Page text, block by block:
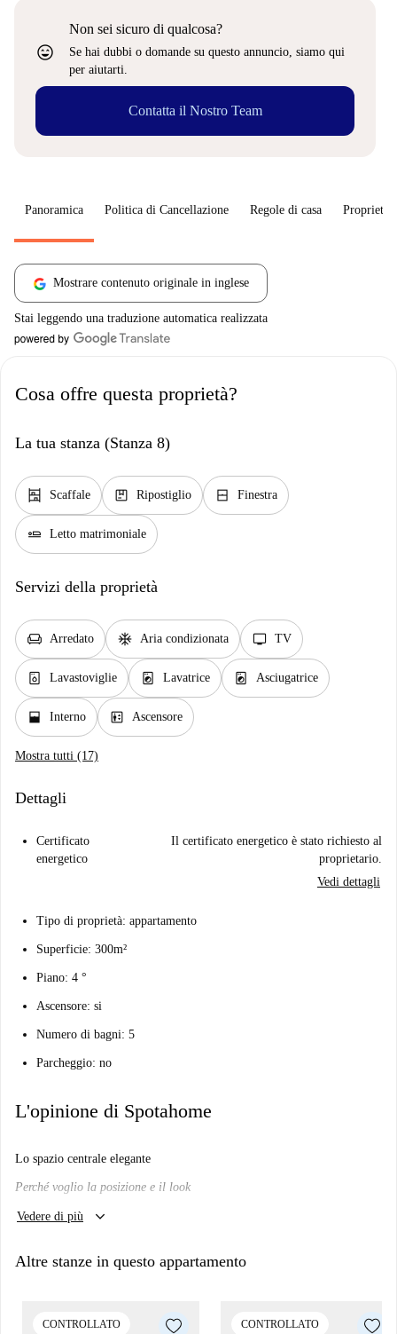
sentiment_very_satisfied
Non sei sicuro di qualcosa?
Se hai dubbi o domande su questo annuncio, siamo qui
per aiutarti.
Contatta il Nostro Team
Panoramica Politica di Cancellazione Regole di casa
Mostrare contenuto originale in inglese
Stai leggendo una traduzione automatica realizzata
Cosa offre questa proprietà?
La tua stanza (Stanza 8)
shelves Scaffale package Ripostiglio window_closed Finestra
airline_seat_flat Letto matrimoniale
Servizi della proprietà
chair Arredato ac_unit Aria condizionata tv TV
dishwasher_gen Lavastoviglie local_laundry_service Lavatrice local_laundry_service Asciugatrice
window_open Interno elevator Ascensore
Mostra tutti (17)
Dettagli
Certificato
energetico
Il certificato energetico è stato richiesto al
proprietario.
Vedi dettagli
Tipo di proprietà: appartamento
Superficie: 300m²
Piano: 4 °
Ascensore: si
Numero di bagni: 5
Parcheggio: no
L'opinione di Spotahome
Lo spazio centrale elegante
Perché voglio la posizione e il look
Mi piacerà qui?
Stai cercando qualcosa con uno stile sofisticato vicino al centro città?
Allora questo potrebbe essere per te.
Vedere di più keyboard_arrow_down
Altre stanze in questo appartamento
CONTROLLATO CONTROLLATO